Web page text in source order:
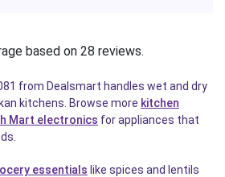
based on 28 reviews.
from Dealsmart handles wet and dry
kitchens. Browse more kitchen
Mart electronics for appliances that
essentials like spices and lentils